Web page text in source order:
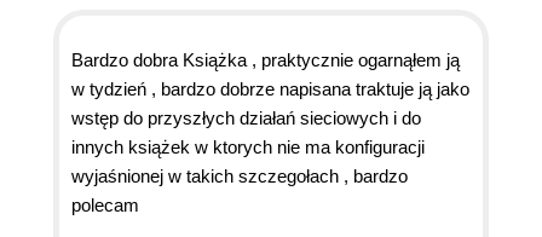
Bardzo dobra Książka , praktycznie ogarnąłem ją
w tydzień , bardzo dobrze napisana traktuje ją jako
wstęp do przyszłych działań sieciowych i do
innych książek w ktorych nie ma konfiguracji
wyjaśnionej w takich szczegołach , bardzo
polecam